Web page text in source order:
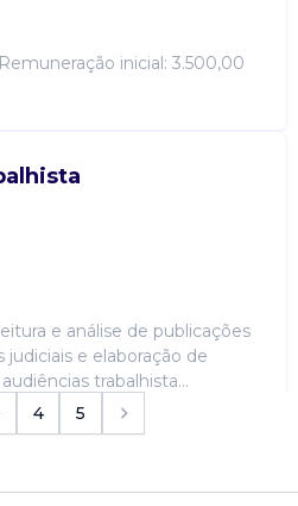
inicial: 3.500,00
e análise de publicações
e elaboração de
trabalhista...
4 5